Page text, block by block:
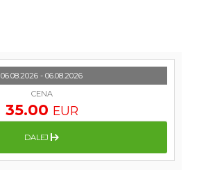
06.08.2026 - 06.08.2026
CENA
35.00 EUR
DALEJ